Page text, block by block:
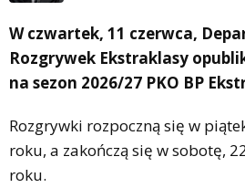
W czwartek, 11 czerwca,
Rozgrywek Ekstraklasy
na sezon 2026/27 PKO BP
Rozgrywki rozpoczną się w
roku, a zakończą się w sobotę,
roku.